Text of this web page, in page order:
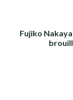
Fujiko